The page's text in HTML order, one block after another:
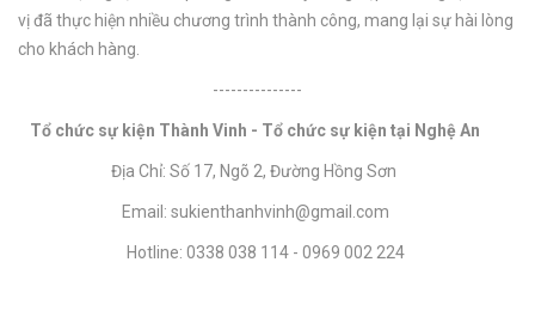
vị đã thực hiện nhiều chương trình thành công, mang lại sự hài lòng
cho khách hàng.
---------------
Tổ chức sự kiện Thành Vinh - Tổ chức sự kiện tại Nghệ An
Địa Chỉ: Số 17, Ngõ 2, Đường Hồng Sơn
Email: sukienthanhvinh@gmail.com
Hotline: 0338 038 114 - 0969 002 224